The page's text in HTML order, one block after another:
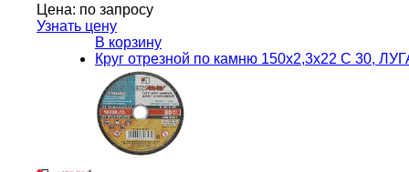
Цена: по запросу
Узнать цену
В корзину
Круг отрезной по камню 150x2,3x22 С 30,